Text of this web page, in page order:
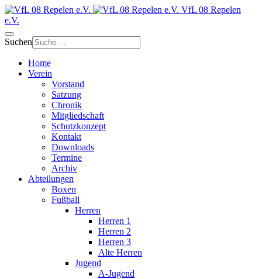
VfL 08 Repelen
e.V.
Suchen
Home
Verein
Vorstand
Satzung
Chronik
Mitgliedschaft
Schutzkonzept
Kontakt
Downloads
Termine
Archiv
Abteilungen
Boxen
Fußball
Herren
Herren 1
Herren 2
Herren 3
Alte Herren
Jugend
A-Jugend